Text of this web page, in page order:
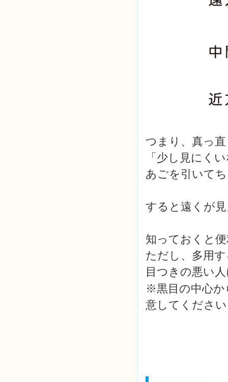
つまり、真っ
「少し見にく
あごを引いて
すると遠くが
知っておくと
ただし、多用
目つきの悪い人
※黒目の中心か
意してくださ